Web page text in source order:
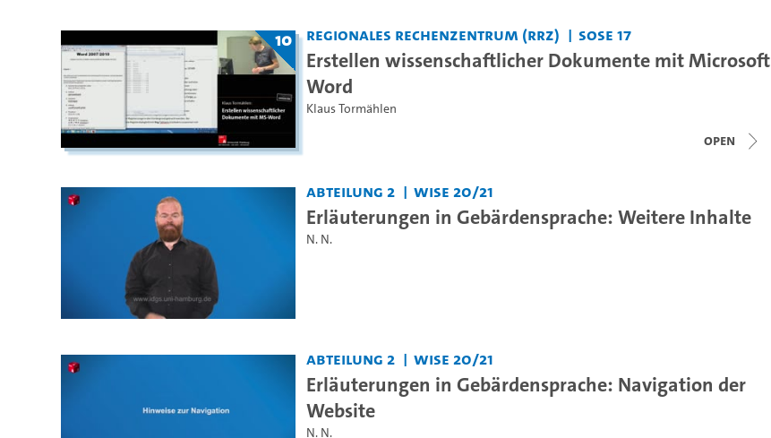
10 Regionales Rechenzentrum (RRZ) SoSe 17
Erstellen wissenschaftlicher Dokumente mit Microsoft
Word
Klaus Tormählen
open
Abteilung 2 WiSe 20/21
Erläuterungen in Gebärdensprache: Weitere Inhalte
N. N.
Abteilung 2 WiSe 20/21
Erläuterungen in Gebärdensprache: Navigation der
Website
N. N.